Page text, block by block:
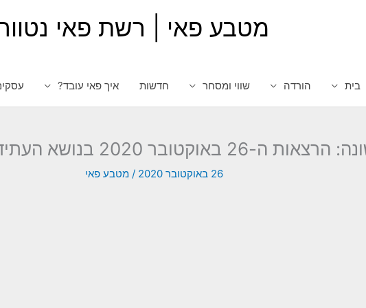
מטבע פאי | רשת פאי
בית הורדה שווי ומסחר חדשות איך פאי עובד?
בנושא העתיד של כריית מטבעות פאי
26 באוקטובר 2020 /מטבע פאי